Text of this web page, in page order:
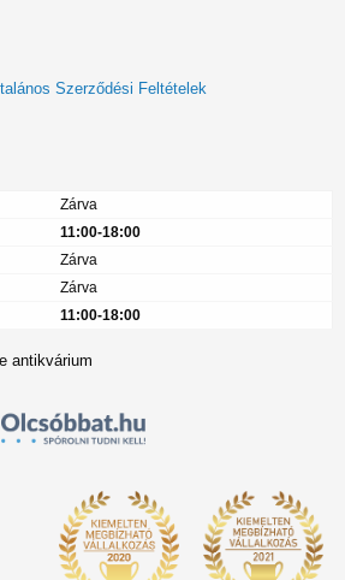
Szerződési Feltételek
Zárva
11:00-18:00
Zárva
Zárva
11:00-18:00
antikvárium